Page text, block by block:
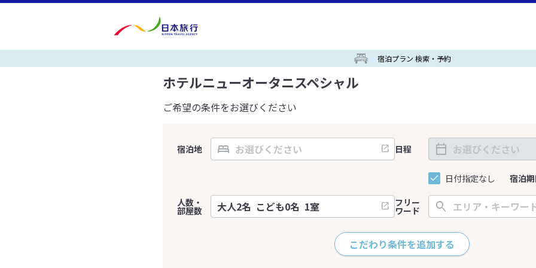
宿泊プラン 検索・予約
ホテルニューオータニスペシャル
ご希望の条件をお選びください
宿泊地 日程
日付指定なし 宿泊
人数・
部屋数
フリー
ワード
こだわり条件を追加する